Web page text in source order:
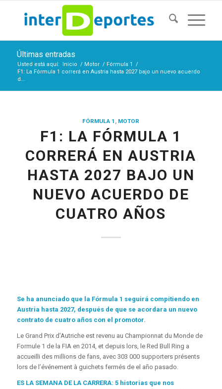
Últimas entradas
Usted está aquí: Inicio / Motor / Fórmula 1
/
F1: La Fórmula 1 correrá en Austria hasta 2027 bajo un nuevo acuerdo
d...
FÓRMULA 1 , MOTOR
F1: LA FÓRMULA 1
CORRERÁ EN AUSTRIA
HASTA 2027 BAJO UN
NUEVO ACUERDO DE
CUATRO AÑOS
Se ha anunciado que la Fórmula 1 seguirá compitiendo en
Austria hasta 2027, después de que se acordara un nuevo
contrato de cuatro años con el promotor.
Le Grand Prix d’Autriche est revenu au Championnat du Monde de
Formule 1 de la FIA en 2014, et depuis lors, le Red Bull Ring a
accueilli des millions de fans, avec 303 000 supporters présents
lors de l’événement à guichets fermés de el año pasado.
ES LA SEMANA DE LA CARRERA: 5 historias que nos